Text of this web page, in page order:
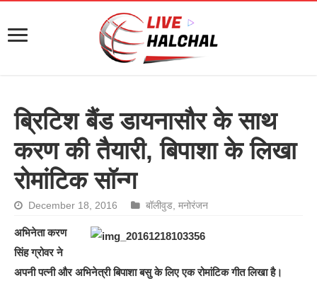
ब्रिटिश बैंड डायनासौर के साथ
करण की तैयारी, बिपाशा के लिखा
रोमांटिक सॉन्ग
December 18, 2016 बॉलीवुड ,मनोरंजन
अभिनेता करण
सिंह ग्रोवर ने
अपनी पत्नी और अभिनेत्री बिपाशा बसु के लिए एक रोमांटिक गीत लिखा है।